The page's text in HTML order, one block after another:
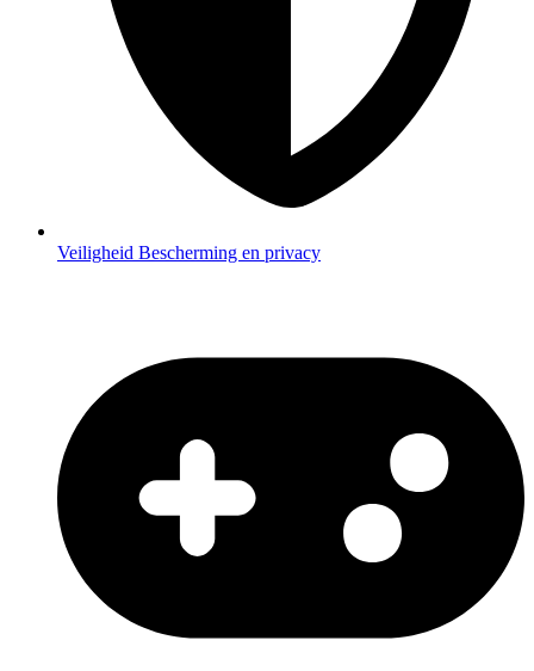
Veiligheid Bescherming en privacy